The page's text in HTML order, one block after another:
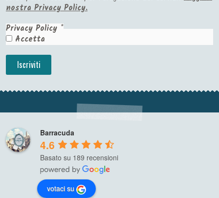
nostra Privacy Policy.
Privacy Policy *
Accetta
Barracuda
4.6
Basato su 189 recensioni
votaci su